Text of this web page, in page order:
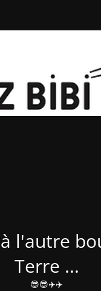
l'autre
Terre ...
😎😎✈️✈️